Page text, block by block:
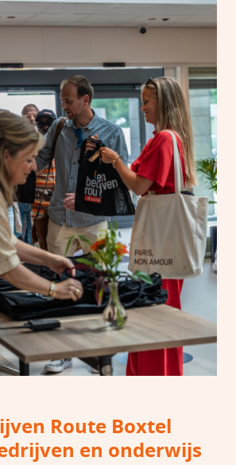
Route Boxtel
en onderwijs